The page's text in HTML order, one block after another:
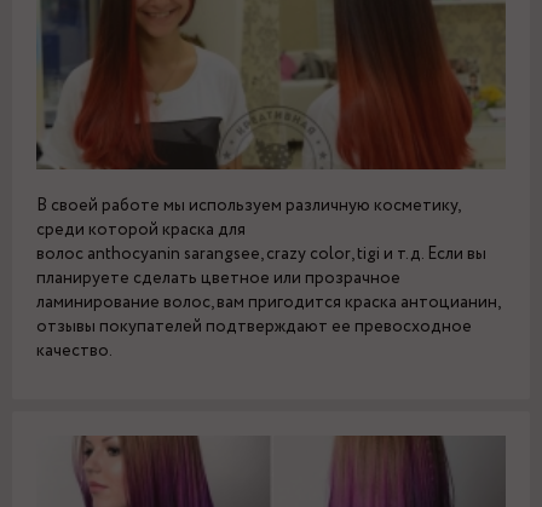
В своей работе мы используем различную косметику,
среди которой краска для
волос anthocyanin sarangsee, crazy color, tigi и т.д. Если вы
планируете сделать цветное или прозрачное
ламинирование волос, вам пригодится краска антоцианин,
отзывы покупателей подтверждают ее превосходное
качество.